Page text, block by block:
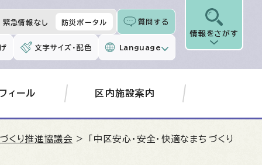
緊急情報なし 防災ポータル 質問する
文字サイズ・配色 Language
情報をさがす
ィール 区内施設案内
くり推進協議会 > 「中区安心・安全・快適なまちづくり